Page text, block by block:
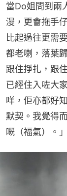
當Do姐問到兩
漫，更會拖手
比起過往更需
都老喇，落葉
跟住掙扎，跟
已經住入咗大
咩，佢亦都好
默契。我覺得
嘅（福氣）。」